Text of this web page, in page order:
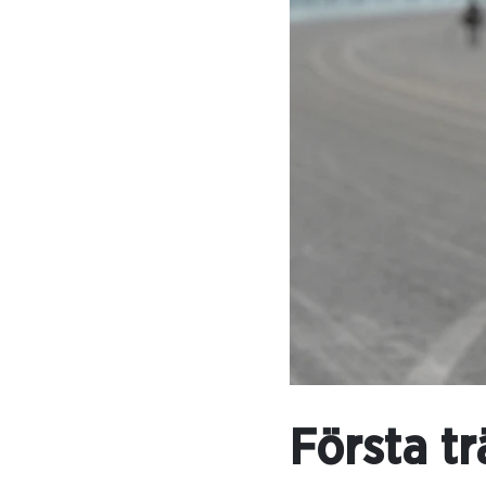
Första